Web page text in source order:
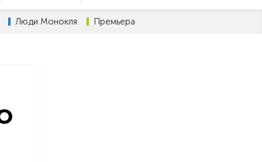
Люди Монокля Премьера